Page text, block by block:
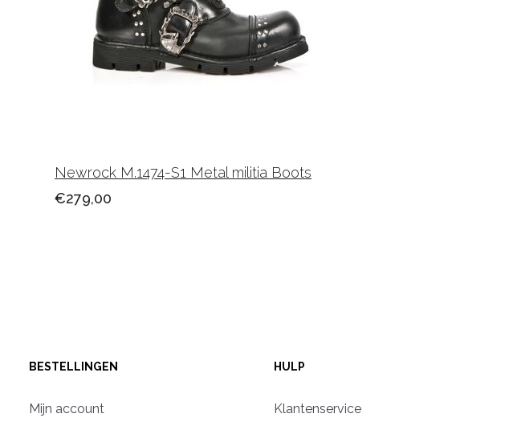
Newrock M.1474-S1 Metal militia Boots
€279,00
BESTELLINGEN
Mijn account
HULP
Klantenservice